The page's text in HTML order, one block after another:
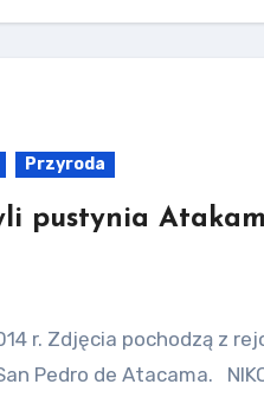
Przyroda
pustynia
r. Zdjęcia pochodzą z
Pedro de Atacama.